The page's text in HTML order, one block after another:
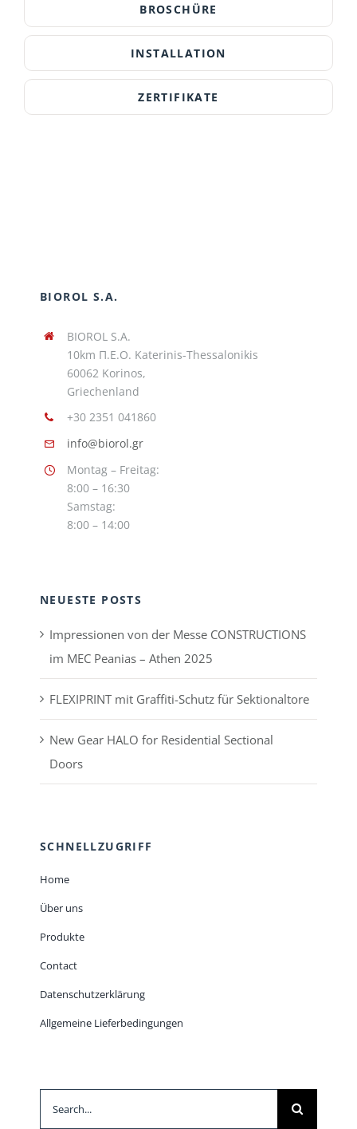
BROSCHÜRE
INSTALLATION
ZERTIFIKATE
BIOROL S.A.
BIOROL S.A.
10km Π.Ε.Ο. Katerinis-Thessalonikis
60062 Korinos,
Griechenland
+30 2351 041860
info@biorol.gr
Montag – Freitag:
8:00 – 16:30
Samstag:
8:00 – 14:00
NEUESTE POSTS
Impressionen von der Messe CONSTRUCTIONS
im MEC Peanias – Athen 2025
FLEXIPRINT mit Graffiti-Schutz für Sektionaltore
New Gear HALO for Residential Sectional
Doors
SCHNELLZUGRIFF
Home
Über uns
Produkte
Contact
Datenschutzerklärung
Allgemeine Lieferbedingungen